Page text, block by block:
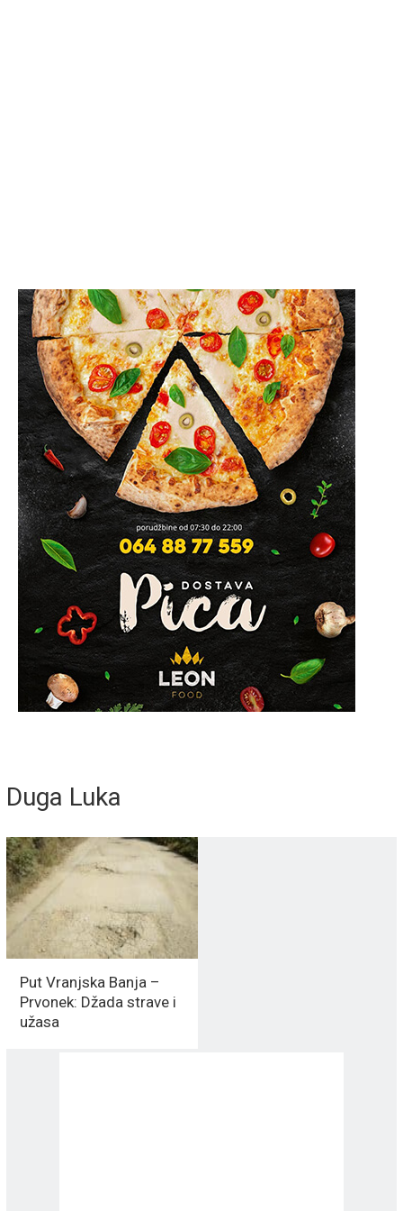
Duga Luka
Put Vranjska Banja –
Prvonek: Džada strave i
užasa